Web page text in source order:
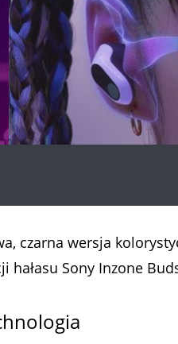
czarna wersja
hałasu Sony Inzone